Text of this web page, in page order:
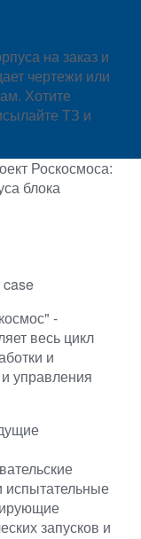
на заказ и
чертежи или
Хотите
ТЗ и
Роскосмоса:
блока
-
весь цикл
и
управления
испытательные
запусков и